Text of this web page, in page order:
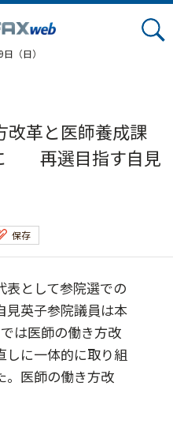
（日）
改革と医師養成課
再選目指す自見
保存
として参院選での
見英子参院議員は本
は医師の働き方改
しに一体的に取り組
。医師の働き方改